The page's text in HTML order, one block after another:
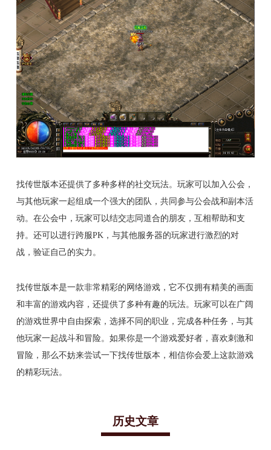
找传世版本还提供了多种多样的社交玩法。玩家可以加入公会，
与其他玩家一起组成一个强大的团队，共同参与公会战和副本活
动。在公会中，玩家可以结交志同道合的朋友，互相帮助和支
持。还可以进行跨服PK，与其他服务器的玩家进行激烈的对
战，验证自己的实力。
找传世版本是一款非常精彩的网络游戏，它不仅拥有精美的画面
和丰富的游戏内容，还提供了多种有趣的玩法。玩家可以在广阔
的游戏世界中自由探索，选择不同的职业，完成各种任务，与其
他玩家一起战斗和冒险。如果你是一个游戏爱好者，喜欢刺激和
冒险，那么不妨来尝试一下找传世版本，相信你会爱上这款游戏
的精彩玩法。
历史文章